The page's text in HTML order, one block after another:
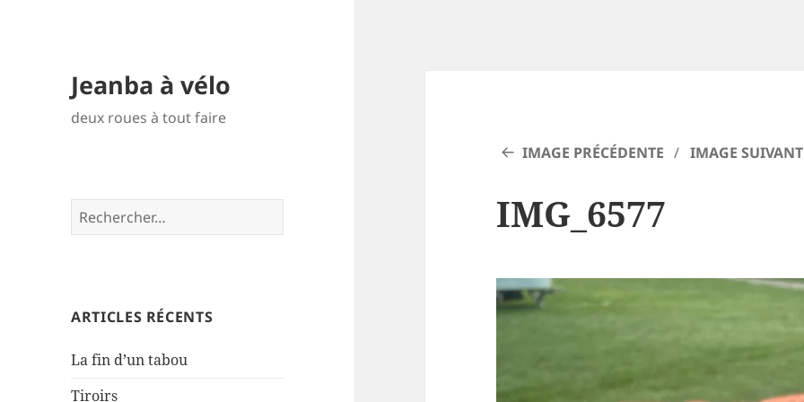
Jeanba à vélo
deux roues à tout faire
Rechercher :
ARTICLES RÉCENTS
La fin d’un tabou
Tiroirs
IMAGE PRÉCÉDENTE IMAGE
IMG_6577